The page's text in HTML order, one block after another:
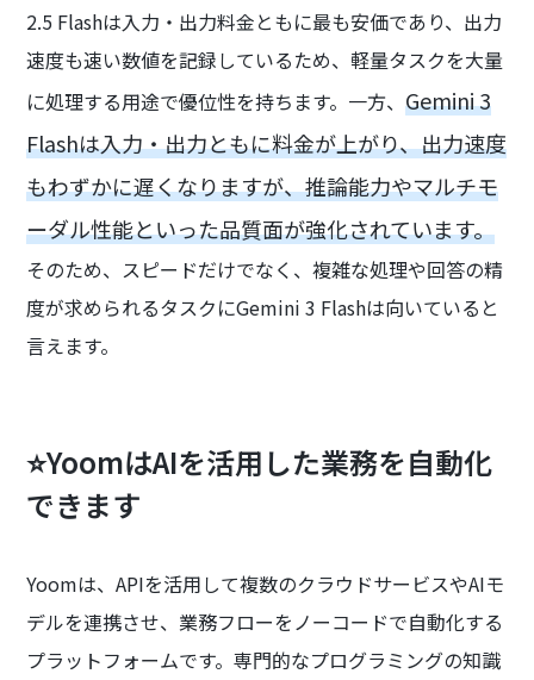
2.5 Flashは入力・出力料金ともに最も安価であり、出力
速度も速い数値を記録しているため、軽量タスクを大量
に処理する用途で優位性を持ちます。一方、Gemini 3
Flashは入力・出力ともに料金が上がり、出力速度
もわずかに遅くなりますが、推論能力やマルチモ
ーダル性能といった品質面が強化されています。
そのため、スピードだけでなく、複雑な処理や回答の精
度が求められるタスクにGemini 3 Flashは向いていると
言えます。
⭐YoomはAIを活用した業務を自動化
できます
Yoomは、APIを活用して複数のクラウドサービスやAIモ
デルを連携させ、業務フローをノーコードで自動化する
プラットフォームです。専門的なプログラミングの知識